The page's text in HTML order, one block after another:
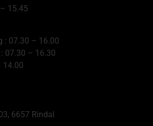
15.45
: 07.30 – 16.00
07.30 – 16.30
14.00
6657 Rindal